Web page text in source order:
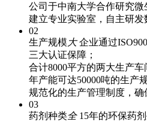
公司于中南大学合作研究微
建立专业实验室，自主研发
02
生产规模 大 企业通过
三大认证保障；
合计8000平方的两大生产车
年产能可达50000吨的生产
规范化的生产管理制度，确
03
药剂种类全 15年的环保药